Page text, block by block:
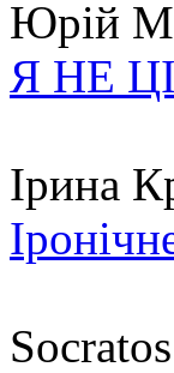
Юрій
Я НЕ
Ірина
Socratos